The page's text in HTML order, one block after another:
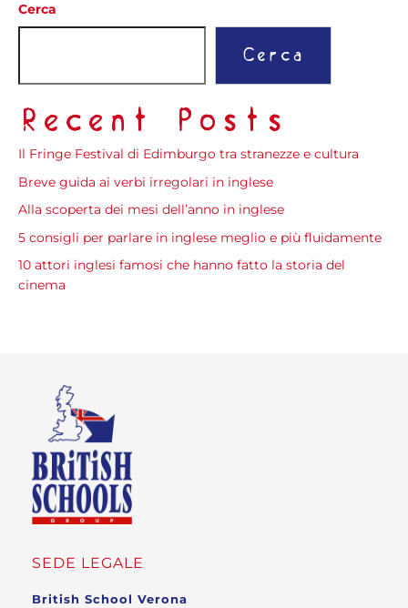
Cerca
Cerca
Recent Posts
Il Fringe Festival di Edimburgo tra stranezze e cultura
Breve guida ai verbi irregolari in inglese
Alla scoperta dei mesi dell’anno in inglese
5 consigli per parlare in inglese meglio e più fluidamente
10 attori inglesi famosi che hanno fatto la storia del
cinema
SEDE LEGALE
British School Verona